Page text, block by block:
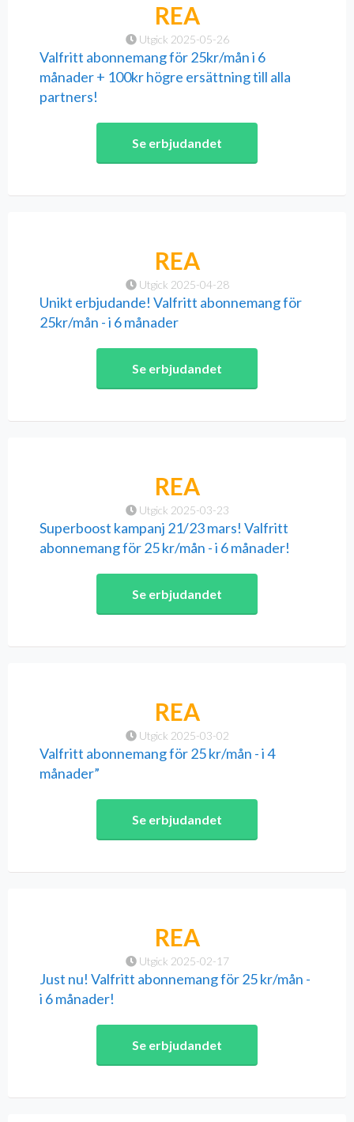
Utgick 2025-05-26
REA
Valfritt abonnemang för 25kr/mån i 6
månader + 100kr högre ersättning till alla
partners!
Se erbjudandet
Utgick 2025-04-28
REA
Unikt erbjudande! Valfritt abonnemang för
25kr/mån - i 6 månader
Se erbjudandet
Utgick 2025-03-23
REA
Superboost kampanj 21/23 mars! Valfritt
abonnemang för 25 kr/mån - i 6 månader!
Se erbjudandet
Utgick 2025-03-02
REA
Valfritt abonnemang för 25 kr/mån - i 4
månader”
Se erbjudandet
Utgick 2025-02-17
REA
Just nu! Valfritt abonnemang för 25 kr/mån -
i 6 månader!
Se erbjudandet